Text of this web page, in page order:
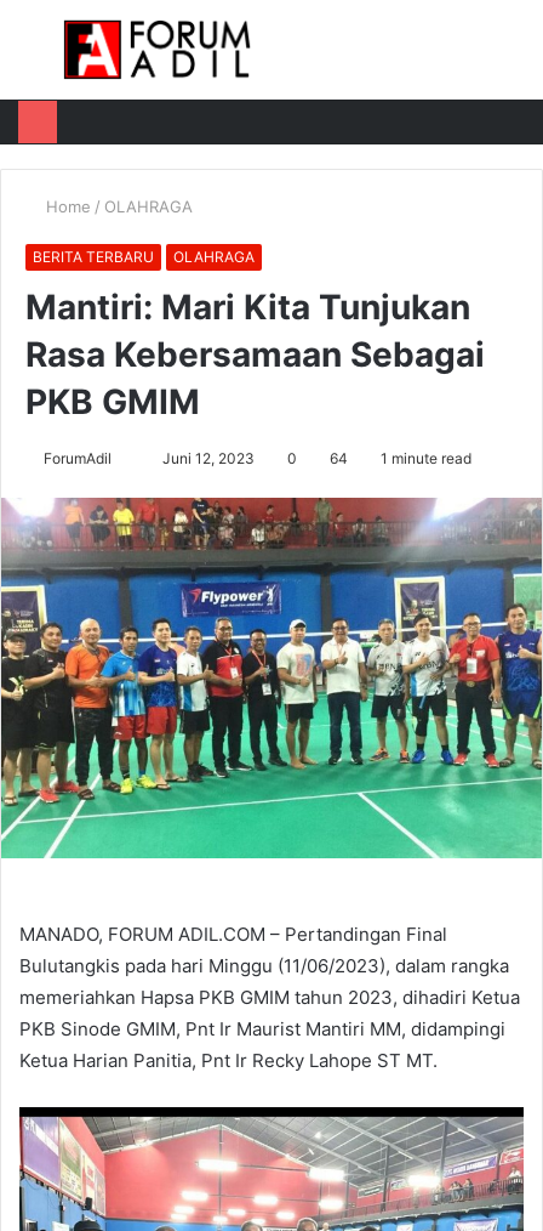
Menu
Home / OLAHRAGA
BERITA TERBARU OLAHRAGA
Mantiri: Mari Kita Tunjukan
Rasa Kebersamaan Sebagai
PKB GMIM
ForumAdil
email
Juni 12, 2023 0 64 1 minute read
MANADO, FORUM ADIL.COM – Pertandingan Final
Bulutangkis pada hari Minggu (11/06/2023), dalam rangka
memeriahkan Hapsa PKB GMIM tahun 2023, dihadiri Ketua
PKB Sinode GMIM, Pnt Ir Maurist Mantiri MM, didampingi
Ketua Harian Panitia, Pnt Ir Recky Lahope ST MT.